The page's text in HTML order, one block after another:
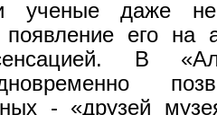
ученые даже
его на
В
- «друзей